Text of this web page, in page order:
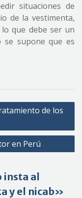
situaciones de
de la vestimenta,
que debe ser un
se supone que es
de los
en Perú
insta al
y el nicab»